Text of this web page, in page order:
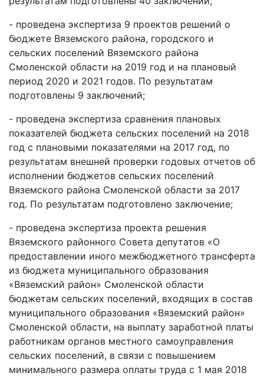
- проведена экспертиза 9 проектов решений о
бюджете Вяземского района, городского и
сельских поселений Вяземского района
Смоленской области на 2019 год и на плановый
период 2020 и 2021 годов. По результатам
подготовлены 9 заключений;
- проведена экспертиза сравнения плановых
показателей бюджета сельских поселений на 2018
год с плановыми показателями на 2017 год, по
результатам внешней проверки годовых отчетов об
исполнении бюджетов сельских поселений
Вяземского района Смоленской области за 2017
год. По результатам подготовлено заключение;
- проведена экспертиза проекта решения
Вяземского районного Совета депутатов «О
предоставлении иного межбюджетного трансферта
из бюджета муниципального образования
«Вяземский район» Смоленской области
бюджетам сельских поселений, входящих в состав
муниципального образования «Вяземский район»
Смоленской области, на выплату заработной платы
работникам органов местного самоуправления
сельских поселений, в связи с повышением
минимального размера оплаты труда с 1 мая 2018